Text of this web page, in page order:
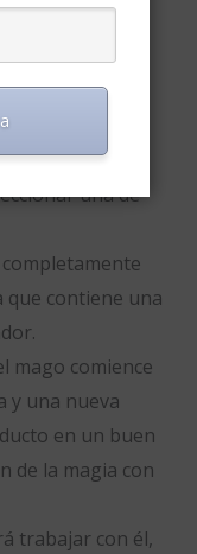
ni
el mago le
(de libre
una de
que contiene una
mago comience
y una nueva
en un buen
de la magia con
trabajar con él,